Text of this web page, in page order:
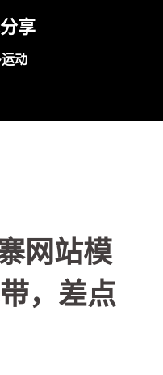
享
动
网站模
，差点